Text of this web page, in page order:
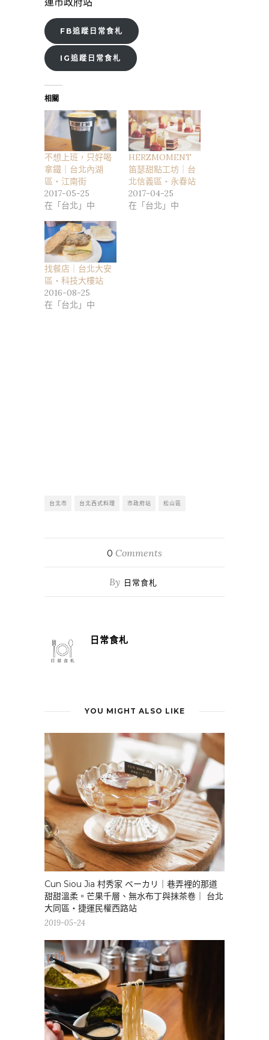
FB追蹤日常食札
IG追蹤日常食札
相關
不想上班，只好喝
拿鐵｜台北內湖
區・江南街
2017-05-25
在「台北」中
HERZMOMENT
笛瑟甜點工坊｜台
北信義區・永春站
2017-04-25
在「台北」中
找餐店｜台北大安
區・科技大樓站
2016-08-25
在「台北」中
台北市 台北西式料理 市政府站 松山區
0 Comments
By 日常食札
日常食札
YOU MIGHT ALSO LIKE
Cun Siou Jia 村秀家 ベーカリ｜巷弄裡的那道
甜甜溫柔。芒果千層、無水布丁與抹茶卷｜ 台北
大同區・捷運民權西路站
2019-05-24